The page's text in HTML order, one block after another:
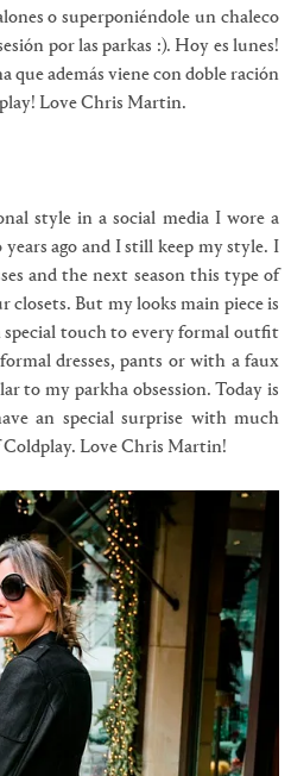
o superponiéndole un chaleco
por las parkas :). Hoy es lunes!
que además viene con doble ración
Love Chris Martin.
style in a social media I wore a
ago and I still keep my style. I
and the next season this type of
closets. But my looks main piece is
special touch to every formal outfit
dresses, pants or with a faux
to my parkha obsession. Today is
an special surprise with much
Love Chris Martin!